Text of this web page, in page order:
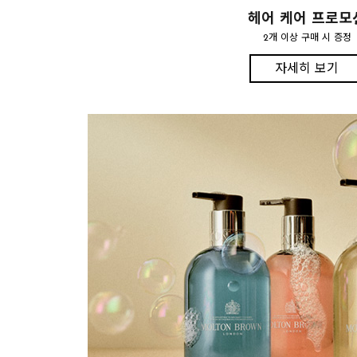
헤어 케어 프로모
2개 이상 구매 시 증정
자세히 보기